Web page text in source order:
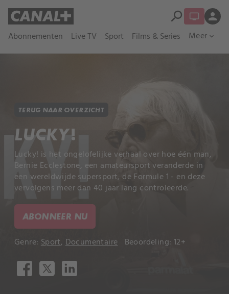
Abonnementen Live TV Sport Films & Series Meer expand_more
search person
TERUG NAAR OVERZICHT
LUCKY!
Lucky! is het ongelofelijke verhaal over hoe één man,
Bernie Ecclestone, een amateursport veranderde in
een wereldwijde supersport, de Formule 1 - en deze
vervolgens meer dan 40 jaar lang controleerde.
ABONNEER NU
Genre: Sport, Documentaire Beoordeling: 12+